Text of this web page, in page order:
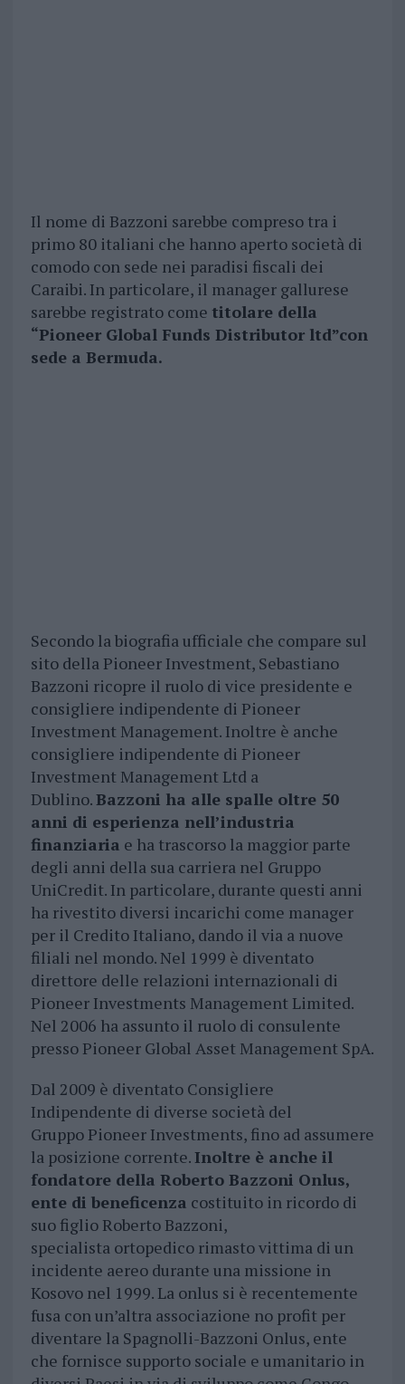
Il nome di Bazzoni sarebbe compreso tra i
primo 80 italiani che hanno aperto società di
comodo con sede nei paradisi fiscali dei
Caraibi. In particolare, il manager gallurese
sarebbe registrato come titolare della
“Pioneer Global Funds Distributor ltd”con
sede a Bermuda.
Secondo la biografia ufficiale che compare sul
sito della Pioneer Investment, Sebastiano
Bazzoni ricopre il ruolo di vice presidente e
consigliere indipendente di Pioneer
Investment Management. Inoltre è anche
consigliere indipendente di Pioneer
Investment Management Ltd a
Dublino.Bazzoni ha alle spalle oltre 50
anni di esperienza nell’industria
finanziaria e ha trascorso la maggior parte
degli anni della sua carriera nel Gruppo
UniCredit. In particolare, durante questi anni
ha rivestito diversi incarichi come manager
per il Credito Italiano, dando il via a nuove
filiali nel mondo. Nel 1999 è diventato
direttore delle relazioni internazionali di
Pioneer Investments Management Limited.
Nel 2006 ha assunto il ruolo di consulente
presso Pioneer Global Asset Management SpA.
Dal 2009 è diventato Consigliere
Indipendente di diverse società del
Gruppo Pioneer Investments, fino ad assumere
la posizione corrente. Inoltre è anche il
fondatore della Roberto Bazzoni Onlus,
ente di beneficenza costituito in ricordo di
suo figlio Roberto Bazzoni,
specialista ortopedico rimasto vittima di un
incidente aereo durante una missione in
Kosovo nel 1999. La onlus si è recentemente
fusa con un’altra associazione no profit per
diventare la Spagnolli-Bazzoni Onlus, ente
che fornisce supporto sociale e umanitario in